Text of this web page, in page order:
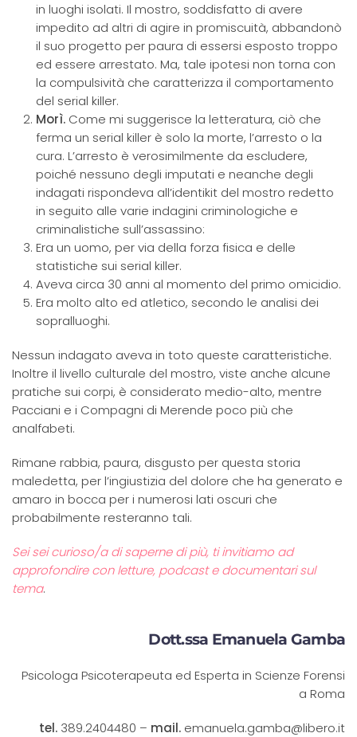
in luoghi isolati. Il mostro, soddisfatto di avere
impedito ad altri di agire in promiscuità, abbandonò
il suo progetto per paura di essersi esposto troppo
ed essere arrestato. Ma, tale ipotesi non torna con
la compulsività che caratterizza il comportamento
del serial killer.
Morì. Come mi suggerisce la letteratura, ciò che
ferma un serial killer è solo la morte, l’arresto o la
cura. L’arresto è verosimilmente da escludere,
poiché nessuno degli imputati e neanche degli
indagati rispondeva all’identikit del mostro redetto
in seguito alle varie indagini criminologiche e
criminalistiche sull’assassino:
Era un uomo, per via della forza fisica e delle
statistiche sui serial killer.
Aveva circa 30 anni al momento del primo omicidio.
Era molto alto ed atletico, secondo le analisi dei
sopralluoghi.
Nessun indagato aveva in toto queste caratteristiche.
Inoltre il livello culturale del mostro, viste anche alcune
pratiche sui corpi, è considerato medio-alto, mentre
Pacciani e i Compagni di Merende poco più che
analfabeti.
Rimane rabbia, paura, disgusto per questa storia
maledetta, per l’ingiustizia del dolore che ha generato e
amaro in bocca per i numerosi lati oscuri che
probabilmente resteranno tali.
Sei sei curioso/a di saperne di più, ti invitiamo ad
approfondire con letture, podcast e documentari sul
tema.
Dott.ssa Emanuela Gamba
Psicologa Psicoterapeuta ed Esperta in Scienze Forensi
a Roma
tel. 389.2404480 – mail. emanuela.gamba@libero.it